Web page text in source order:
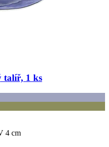
talíř, 1 ks
4 cm